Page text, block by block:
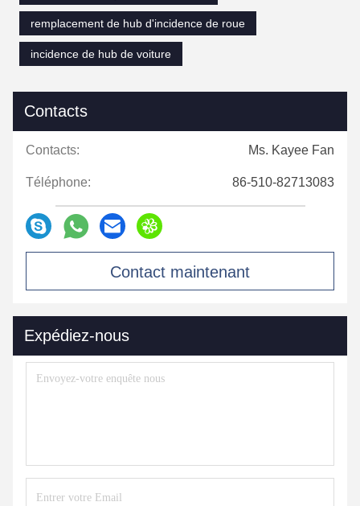
remplacement de hub d'incidence de roue
incidence de hub de voiture
Contacts
Contacts: Ms. Kayee Fan
Téléphone: 86-510-82713083
Contact maintenant
Expédiez-nous